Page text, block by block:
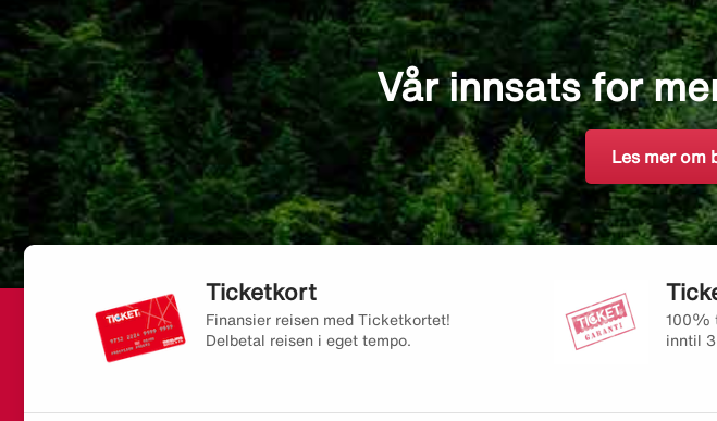
Vår innsats for
Les mer
Ticketkort
Finansier reisen med Ticketkortet!
Delbetal reisen i eget tempo.
100%
inntil